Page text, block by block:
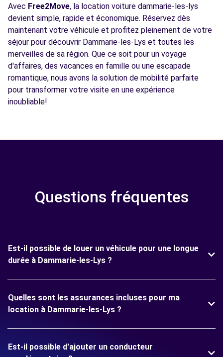
Avec Free2Move, la location voiture dammarie-les-lys
devient simple, rapide et économique. Réservez dès
maintenant votre véhicule et profitez pleinement de votre
séjour pour découvrir Dammarie-les-Lys et toutes les
merveilles de sa région. Que ce soit pour un voyage
d'affaires, des vacances en famille ou une escapade
romantique, nous avons la solution de mobilité parfaite
pour transformer votre visite en une expérience
inoubliable!
Questions fréquentes
Est-il possible de louer un véhicule pour une longue
durée à Dammarie-les-Lys ?
Quelles sont les assurances incluses pour ma
location à Dammarie-les-Lys ?
Est-il possible d'ajouter un conducteur